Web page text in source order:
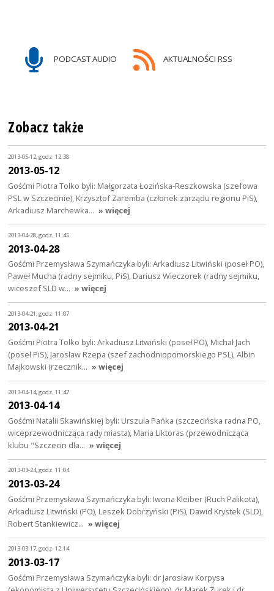
PODCAST AUDIO AKTUALNOŚCI RSS
Zobacz także
2013-05-12, godz. 12:38
2013-05-12
Gośćmi Piotra Tolko byli: Małgorzata Łozińska-Reszkowska (szefowa
PSL w Szczecinie), Krzysztof Zaremba (członek zarządu regionu PiS),
Arkadiusz Marchewka… » więcej
2013-04-28, godz. 11:45
2013-04-28
Gośćmi Przemysława Szymańczyka byli: Arkadiusz Litwiński (poseł PO),
Paweł Mucha (radny sejmiku, PiS), Dariusz Wieczorek (radny sejmiku,
wiceszef SLD w… » więcej
2013-04-21, godz. 11:07
2013-04-21
Gośćmi Piotra Tolko byli: Arkadiusz Litwiński (poseł PO), Michał Jach
(poseł PiS), Jarosław Rzepa (szef zachodniopomorskiego PSL), Albin
Majkowski (rzecznik… » więcej
2013-04-14, godz. 11:47
2013-04-14
Gośćmi Natalii Skawińskiej byli: Urszula Pańka (szczecińska radna PO,
wiceprzewodnicząca rady miasta), Maria Liktoras (przewodnicząca
klubu "Szczecin dla… » więcej
2013-03-24, godz. 11:04
2013-03-24
Gośćmi Przemysława Szymańczyka byli: Iwona Kleiber (Ruch Palikota),
Arkadiusz Litwiński (PO), Leszek Dobrzyński (PiS), Dawid Krystek (SLD),
Robert Stankiewicz… » więcej
2013-03-17, godz. 12:14
2013-03-17
Gośćmi Przemysława Szymańczyka byli: dr Jarosław Korpysa